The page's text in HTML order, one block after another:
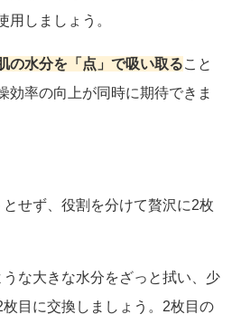
用しましょう。
の水分を「点」で吸い取ること
効率の向上が同時に期待できま
せず、役割を分けて贅沢に2枚
な大きな水分をざっと拭い、少
目に交換しましょう。2枚目の